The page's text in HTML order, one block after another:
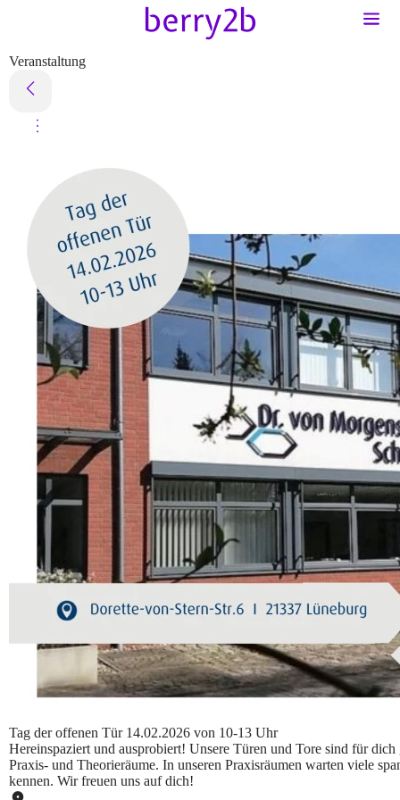
Veranstaltung
Tag der offenen Tür 14.02.2026 von 10-13 Uhr
Hereinspaziert und ausprobiert! Unsere Türen und Tore sind für
Praxis- und Theorieräume. In unseren Praxisräumen warten viele
kennen. Wir freuen uns auf dich!